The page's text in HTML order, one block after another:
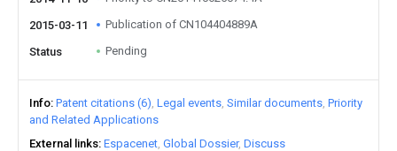
2015-03-11 Publication of CN104404889A
Status Pending
Info Patent citations (6) Legal events Similar documents Priority
and Related Applications
External links Espacenet Global Dossier Discuss